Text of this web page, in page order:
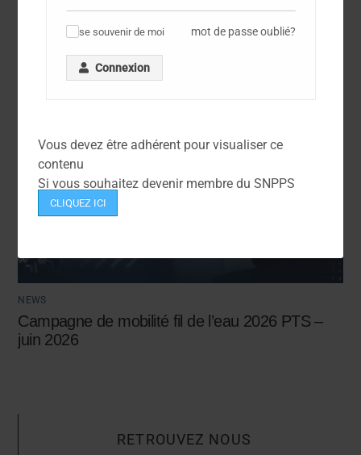
se souvenir de moi mot de passe oublié?
Connexion
Vous devez être adhérent pour visualiser ce
contenu
Si vous souhaitez devenir membre du SNPPS
CLIQUEZ ICI
NEWS
Campagne de mobilité fil de l’eau 2026 PTS –
juin 2026
RETROUVEZ NOUS